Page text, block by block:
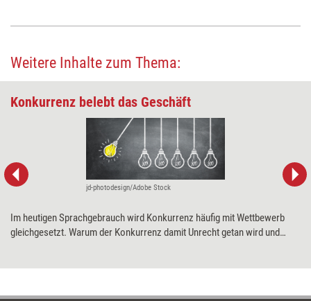
Weitere Inhalte zum Thema:
Konkurrenz belebt das Geschäft
jd-photodesign/Adobe Stock
Im heutigen Sprachgebrauch wird Konkurrenz häufig mit Wettbewerb
gleichgesetzt. Warum der Konkurrenz damit Unrecht getan wird und